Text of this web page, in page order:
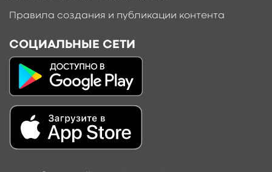
Правила создания и публикации контента
СОЦИАЛЬНЫЕ СЕТИ